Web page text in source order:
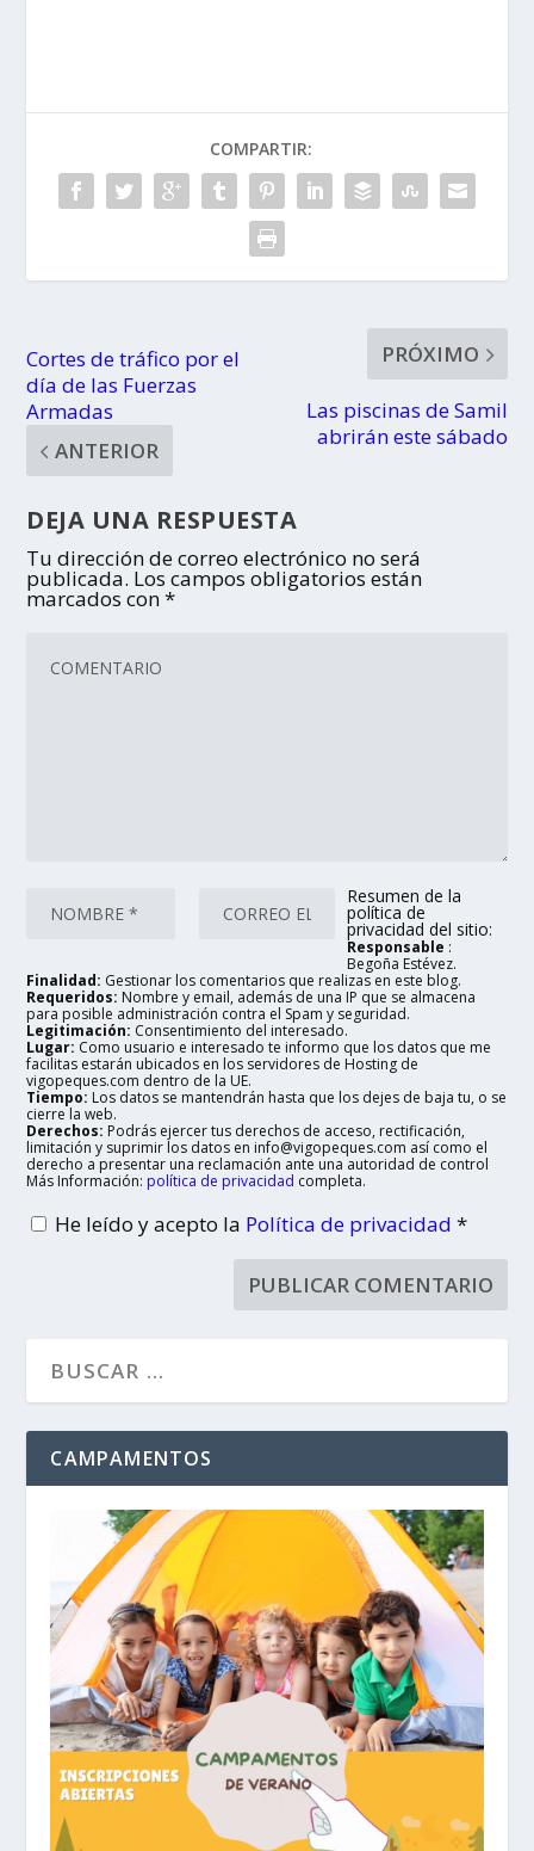
COMPARTIR:
Cortes de tráfico por el
día de las Fuerzas
Armadas
ANTERIOR
PRÓXIMO
Las piscinas de Samil
abrirán este sábado
DEJA UNA RESPUESTA
Tu dirección de correo electrónico no será
publicada. Los campos obligatorios están
marcados con*
Resumen de la
política de
privacidad del sitio:
Responsable :
Begoña Estévez.
Finalidad: Gestionar los comentarios que realizas en este blog.
Requeridos: Nombre y email, además de una IP que se almacena
para posible administración contra el Spam y seguridad.
Legitimación: Consentimiento del interesado.
Lugar: Como usuario e interesado te informo que los datos que me
facilitas estarán ubicados en los servidores de Hosting de
vigopeques.com dentro de la UE.
Tiempo: Los datos se mantendrán hasta que los dejes de baja tu, o se
cierre la web.
Derechos: Podrás ejercer tus derechos de acceso, rectificación,
limitación y suprimir los datos en info@vigopeques.com así como el
derecho a presentar una reclamación ante una autoridad de control
Más Información: política de privacidad completa.
He leído y acepto la Política de privacidad*
CAMPAMENTOS